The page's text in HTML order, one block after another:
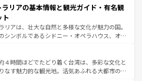
オーリンズでは、音楽と美食が融合した独特の
。旅行者はアメリカの各地域で異なる魅力を楽
、その多様性と豊かな歴史を感じることができ
車でのロードトリップや列車の旅も、アメリカ
逃せない。また、定番の観光地といえばオアフ
かな自然を求めるならマウイ島やカウアイ島が
エメラルドグリーンに輝く海をはじめ、豊かな
が息づいている。「アロハスピリット」と呼ば
しいローカルフードやハワイアンミュージッ
なフラダンスなど、すべてがハワイの魅力を彩
訪れるたびに新しい発見と感動が待っているハ
ラリアの基本情報と観光ガイド・有名観
ト
リアは、壮大な自然と多様な文化が魅力の国。
シンボルであるシドニー・オペラハウス、オー
や大陸中央部にそびえるウルル（エアーズロッ
マニアの美しい原生林やケアンズの熱帯雨林な
ろがたくさん。また、カフェやワイン、オージ
４時間ほどでたどり着く台湾は、多彩な文化と
なす魅力的な観光地。活気あふれる大都市の台